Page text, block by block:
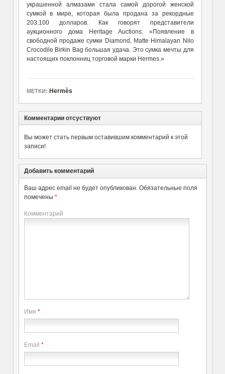
украшенной алмазами стала самой дорогой женской
сумкой в мире, которая была продана за рекордные
203.100 долларов. Как говорят представители
аукционного дома Heritage Auctions: «Появление в
свободной продаже сумки Diamond, Matte Himalayan Nilo
Crocodile Birkin Bag большая удача. Это сумка мечты для
настоящих поклонниц торговой марки Hermes.»
МЕТКИ: Hermès
Комментарии отсуствуют
Вы может стать первым оставившим комментарий к этой
записи!
Добавить комментарий
Ваш адрес email не будет опубликован. Обязательные поля
помечены *
Комментарий
Имя *
Email *